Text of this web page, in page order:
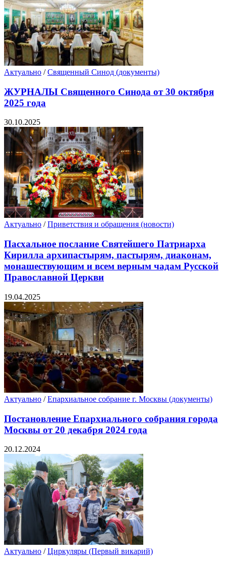
Актуально /Священный Синод (документы)
ЖУРНАЛЫ Священного Синода от 30 октября
2025 года
30.10.2025
Актуально /Приветствия и обращения (новости)
Пасхальное послание Святейшего Патриарха
Кирилла архипастырям, пастырям, диаконам,
монашествующим и всем верным чадам Русской
Православной Церкви
19.04.2025
Актуально /Епархиальное собрание г. Москвы (документы)
Постановление Епархиального собрания города
Москвы от 20 декабря 2024 года
20.12.2024
Актуально /Циркуляры (Первый викарий)